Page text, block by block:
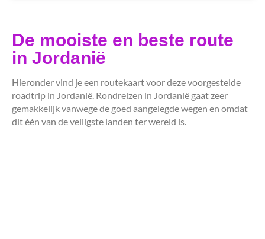
De mooiste en beste route
in Jordanië
Hieronder vind je een routekaart voor deze voorgestelde
roadtrip in Jordanië. Rondreizen in Jordanië gaat zeer
gemakkelijk vanwege de goed aangelegde wegen en omdat
dit één van de veiligste landen ter wereld is.